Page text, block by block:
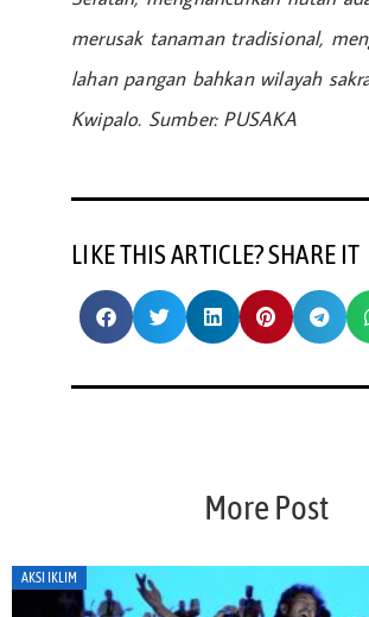
merusak tanaman tradisional,
lahan pangan bahkan wilayah
Kwipalo. Sumber: PUSAKA
LIKE THIS ARTICLE? SHARE IT
More Post
AKSI IKLIM